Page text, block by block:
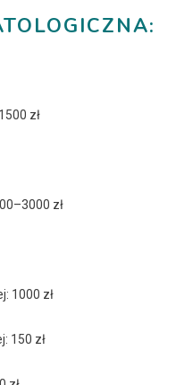
zł
zł
1000 zł
150 zł